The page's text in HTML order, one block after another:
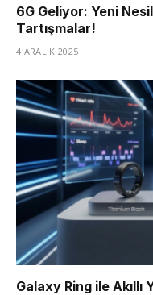
6G Geliyor: Yeni
Tartışmalar!
4 ARALIK 2025
Galaxy Ring ile